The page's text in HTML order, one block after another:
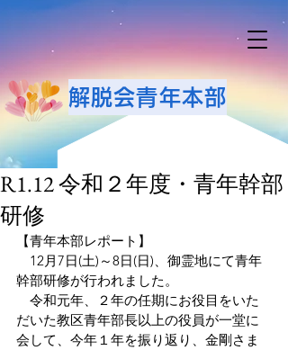
解脱会青年本部
R1.12 令和２年度・青年幹部
研修
【青年本部レポート】
12月7日(土)～8日(日)、御霊地にて青年
幹部研修が行われました。
令和元年、２年の任期にお役目をいた
だいた教区青年部長以上の役員が一堂に
会して、今年１年を振り返り、金剛さま